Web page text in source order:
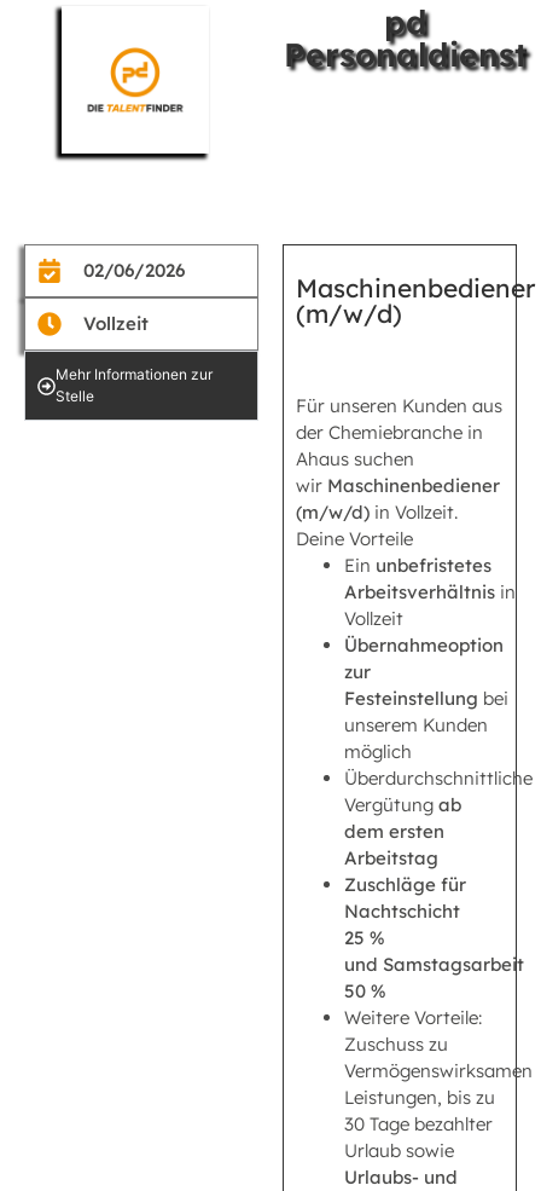
pd
Personaldienst
02/06/2026
Vollzeit
Mehr Informationen zur
Stelle
Maschinenbediener
(m/w/d)
Für unseren Kunden aus
der Chemiebranche in
Ahaus suchen
wir Maschinenbediener
(m/w/d) in Vollzeit.
Deine Vorteile
Ein unbefristetes
Arbeitsverhältnis in
Vollzeit
Übernahmeoption
zur
Festeinstellung bei
unserem Kunden
möglich
Überdurchschnittliche
Vergütung ab
dem ersten
Arbeitstag
Zuschläge für
Nachtschicht
25 %
und Samstagsarbeit
50 %
Weitere Vorteile:
Zuschuss zu
Vermögenswirksamen
Leistungen, bis zu
30 Tage bezahlter
Urlaub sowie
Urlaubs- und